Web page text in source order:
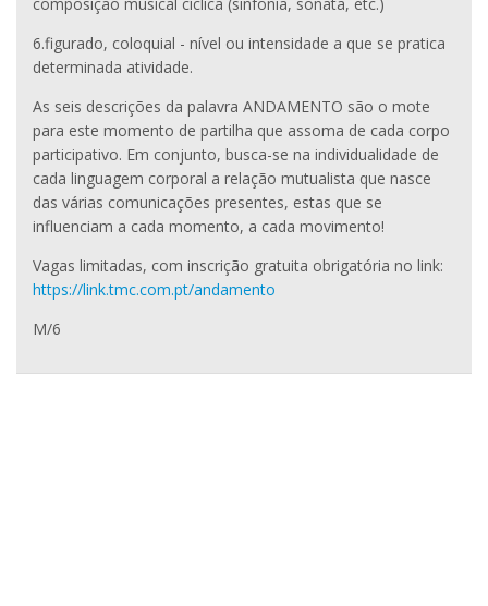
6.figurado, coloquial - nível ou intensidade a que se pratica
determinada atividade.
As seis descrições da palavra ANDAMENTO são o mote
para este momento de partilha que assoma de cada corpo
participativo. Em conjunto, busca-se na individualidade de
cada linguagem corporal a relação mutualista que nasce
das várias comunicações presentes, estas que se
influenciam a cada momento, a cada movimento!
Vagas limitadas, com inscrição gratuita obrigatória no link:
https://link.tmc.com.pt/andamento
M/6